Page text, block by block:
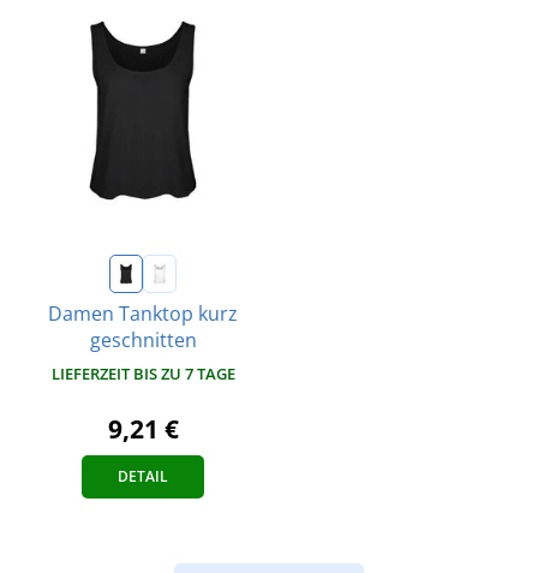
Damen Tanktop kurz
geschnitten
LIEFERZEIT BIS ZU 7 TAGE
9,21 €
DETAIL